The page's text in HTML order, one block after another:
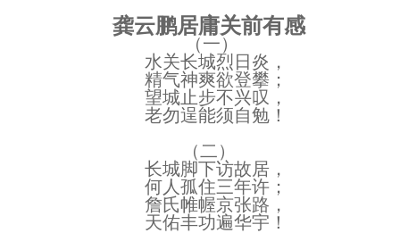
龚云鹏居庸关前有感
（一）
水关长城烈日炎，
精气神爽欲登攀；
望城止步不兴叹，
老勿逞能须自勉！
（二）
长城脚下访故居，
何人孤住三年许；
詹氏帷幄京张路，
天佑丰功遍华宇！